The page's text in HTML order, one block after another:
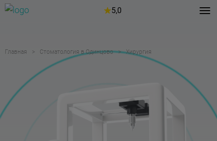
5,0
Главная Стоматология в Одинцово Хирургия